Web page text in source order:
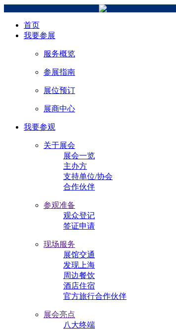
首页
我要参展
服务概览
参展指南
展位预订
展商中心
我要参观
关于展会
展会一览
主办方
支持单位/协会
合作伙伴
参观准备
观众登记
签证申请
现场服务
展馆交通
发现上海
周边餐饮
酒店住宿
官方旅行合作伙伴
展会亮点
八大终端